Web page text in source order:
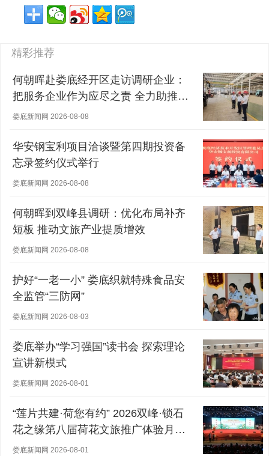
精彩推荐
何朝晖赴娄底经开区走访调研企业：
把服务企业作为应尽之责 全力助推经
营主体稳健发展
娄底新闻网 2026-08-08
华安钢宝利项目洽谈暨第四期投资备
忘录签约仪式举行
娄底新闻网 2026-08-08
何朝晖到双峰县调研：优化布局补齐
短板 推动文旅产业提质增效
娄底新闻网 2026-08-08
护好“一老一小” 娄底织就特殊食品安
全监管“三防网”
娄底新闻网 2026-08-03
娄底举办“学习强国”读书会 探索理论
宣讲新模式
娄底新闻网 2026-08-01
“莲片共建·荷您有约” 2026双峰·锁石
花之缘第八届荷花文旅推广体验月盛
大开幕
娄底新闻网 2026-08-01